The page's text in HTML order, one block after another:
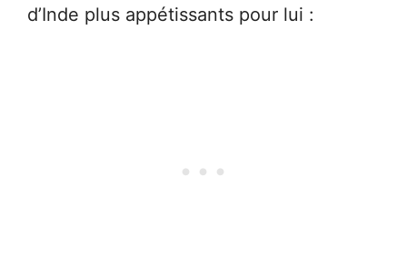
d’Inde plus appétissants pour lui :